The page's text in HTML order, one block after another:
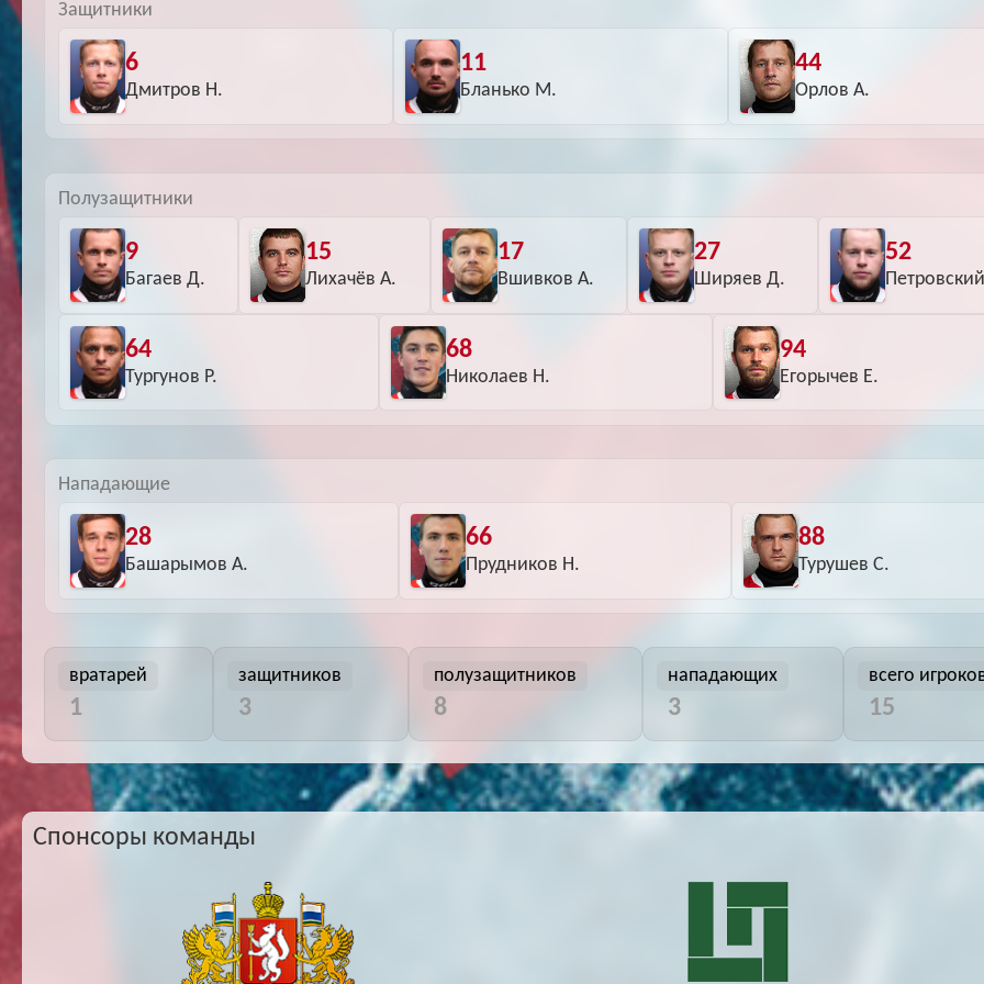
Защитники
6
Дмитров Н.
11
Бланько М.
44
Орлов А.
Полузащитники
9
Багаев Д.
15
Лихачёв А.
17
Вшивков А.
27
Ширяев Д.
52
64
Тургунов Р.
68
Николаев Н.
94
Егорычев Е.
Нападающие
28
Башарымов А.
66
Прудников Н.
88
Турушев С.
вратарей
1
защитников
3
полузащитников
8
нападающих
3
всего
15
Спонсоры команды